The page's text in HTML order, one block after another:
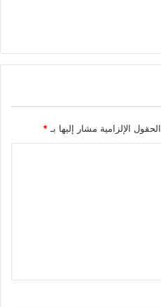
الحقول الإلزامية مشار إليها بـ *